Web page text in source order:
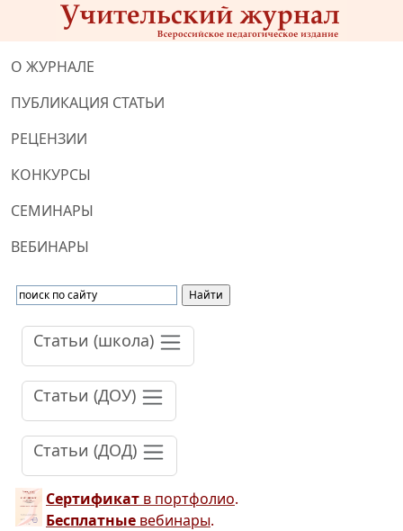
О ЖУРНАЛЕ
ПУБЛИКАЦИЯ СТАТЬИ
РЕЦЕНЗИИ
КОНКУРСЫ
СЕМИНАРЫ
ВЕБИНАРЫ
Статьи (школа)
Статьи (ДОУ)
Статьи (ДОД)
Сертификат в портфолио.
Бесплатные вебинары.